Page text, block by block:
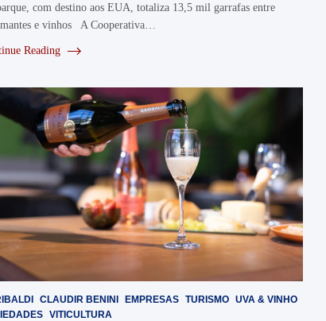
com destino aos EUA, totaliza 13,5 mil garrafas entre
e vinhos A Cooperativa…
Reading
CLAUDIR BENINI EMPRESAS TURISMO UVA & VINHO
VITICULTURA